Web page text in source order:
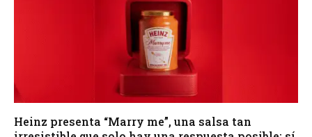
Heinz presenta “Marry me”, una salsa tan